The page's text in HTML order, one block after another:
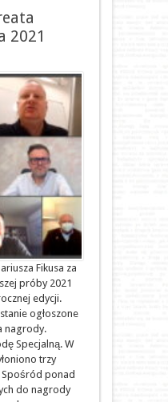
2021
Fikusa za
próby 2021
edycji.
ogłoszone
nagrody.
Specjalną. W
trzy
ponad
do nagrody